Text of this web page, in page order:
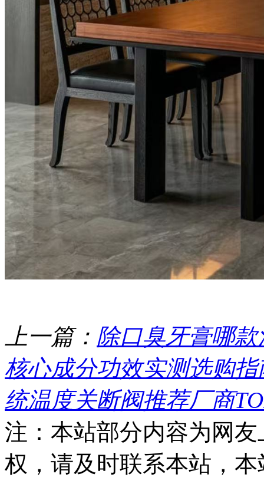
上一篇： 除口臭牙膏哪
核心成分功效实测选购指
统温度关断阀推荐厂商
注：本站部分内容为网
权，请及时联系本站，